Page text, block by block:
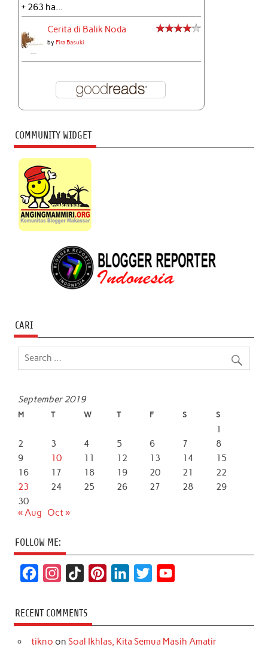
+ 263 ha...
Cerita di Balik Noda
byFira Basuki
COMMUNITY WIDGET
CARI
September 2019
M T W T F S S
1
2
3 4 5 6 7
8
9
10 11 12 13 14
15
16
17 18 19 20 21
22
23
24 25 26 27 28
29
30
« Aug
Oct »
FOLLOW ME:
c
e
s
t
k
T
t
k
t
T
RECENT COMMENTS
tikno on Soal Ikhlas, Kita Semua Masih Amatir